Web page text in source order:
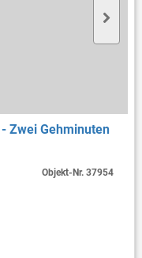
Zwei Gehminuten
Objekt-Nr.37954